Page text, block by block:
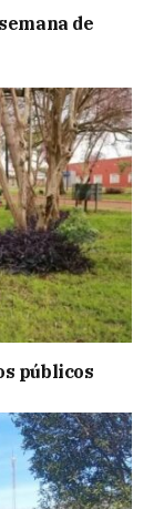
de
públicos